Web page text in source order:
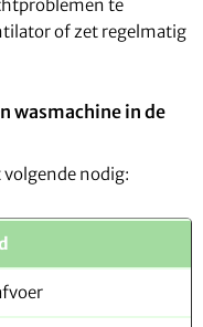
te
of zet regelmatig
wasmachine in de
nodig: